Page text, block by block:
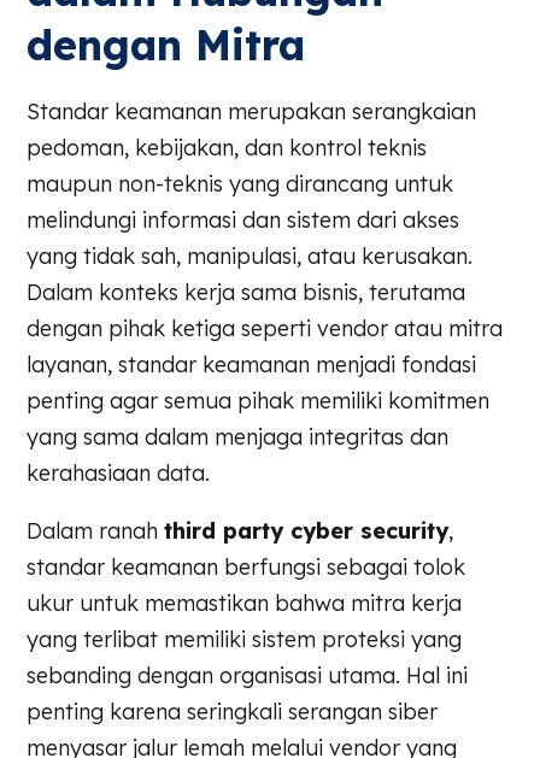
dengan Mitra
Standar keamanan merupakan serangkaian
pedoman, kebijakan, dan kontrol teknis
maupun non-teknis yang dirancang untuk
melindungi informasi dan sistem dari akses
yang tidak sah, manipulasi, atau kerusakan.
Dalam konteks kerja sama bisnis, terutama
dengan pihak ketiga seperti vendor atau mitra
layanan, standar keamanan menjadi fondasi
penting agar semua pihak memiliki komitmen
yang sama dalam menjaga integritas dan
kerahasiaan data.
Dalam ranahthird party cyber security,
standar keamanan berfungsi sebagai tolok
ukur untuk memastikan bahwa mitra kerja
yang terlibat memiliki sistem proteksi yang
sebanding dengan organisasi utama. Hal ini
penting karena seringkali serangan siber
menyasar jalur lemah melalui vendor yang